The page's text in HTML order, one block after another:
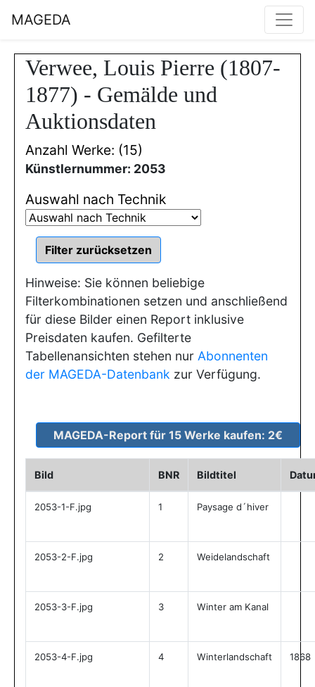
MAGEDA
Verwee, Louis Pierre (1807-
1877) - Gemälde und
Auktionsdaten
Anzahl Werke: (15)
Künstlernummer: 2053
Auswahl nach Technik
Hinweise: Sie können beliebige
Filterkombinationen setzen und anschließend
für diese Bilder einen Report inklusive
Preisdaten kaufen. Gefilterte
Tabellenansichten stehen nur Abonnenten
der MAGEDA-Datenbank zur Verfügung.
Bild BNR Bildtitel
2053-1-F.jpg 1 Paysage d´hiver
2053-2-F.jpg 2 Weidelandschaft
2053-3-F.jpg 3 Winter am Kanal
2053-4-F.jpg 4 Winterlandschaft 1868